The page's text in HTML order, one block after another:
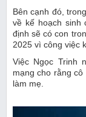
Bên cạnh đó,
về kế hoạch sinh
định sẽ có con
2025 vì công việc
Việc Ngọc Trinh
mạng cho rằng
làm mẹ.